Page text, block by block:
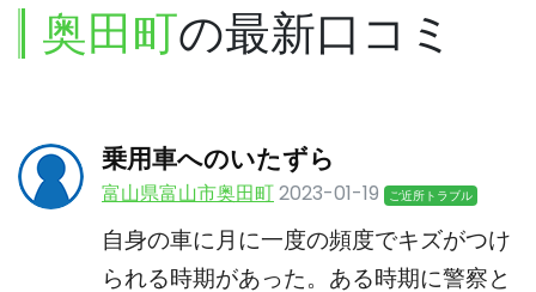
奥田町の最新口コミ
乗用車へのいたずら
富山県富山市奥田町2023-01-19 ご近所トラブル
自身の車に月に一度の頻度でキズがつけ
られる時期があった。ある時期に警察と